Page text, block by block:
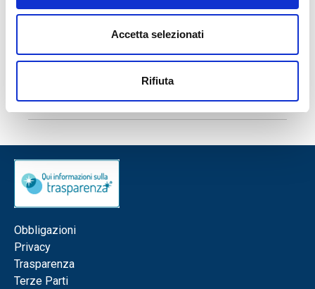
Accetta selezionati
Rifiuta
Fotogallery
Obbligazioni
Privacy
Trasparenza
Terze Parti